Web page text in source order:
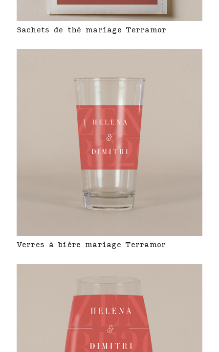
Sachets de thé mariage Terramor
Verres à bière mariage Terramor